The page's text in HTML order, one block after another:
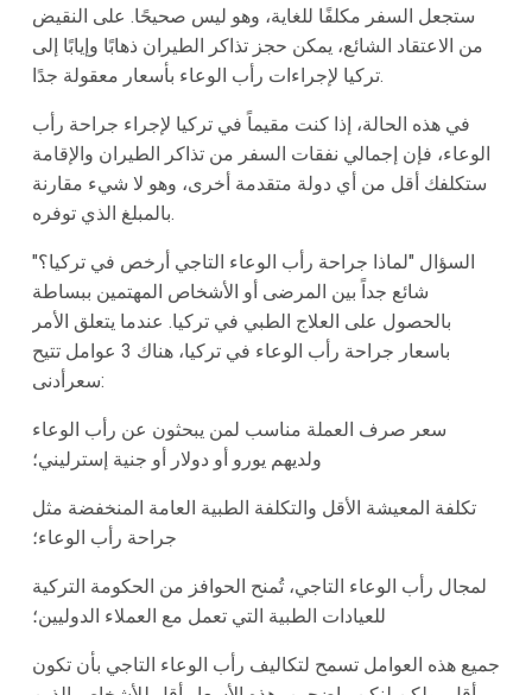
ستجعل السفر مكلفًا للغاية، وهو ليس صحيحًا. على النقيض
من الاعتقاد الشائع، يمكن حجز تذاكر الطيران ذهابًا وإيابًا إلى
تركيا لإجراءات رأب الوعاء بأسعار معقولة جدًا.
في هذه الحالة، إذا كنت مقيماً في تركيا لإجراء جراحة رأب
الوعاء، فإن إجمالي نفقات السفر من تذاكر الطيران والإقامة
ستكلفك أقل من أي دولة متقدمة أخرى، وهو لا شيء مقارنة
بالمبلغ الذي توفره.
السؤال "لماذا جراحة رأب الوعاء التاجي أرخص في تركيا؟"
شائع جداً بين المرضى أو الأشخاص المهتمين ببساطة
بالحصول على العلاج الطبي في تركيا. عندما يتعلق الأمر
باسعار جراحة رأب الوعاء في تركيا، هناك 3 عوامل تتيح
سعرأدنى:
سعر صرف العملة مناسب لمن يبحثون عن رأب الوعاء
ولديهم يورو أو دولار أو جنية إسترليني؛
تكلفة المعيشة الأقل والتكلفة الطبية العامة المنخفضة مثل
جراحة رأب الوعاء؛
لمجال رأب الوعاء التاجي، تُمنح الحوافز من الحكومة التركية
للعيادات الطبية التي تعمل مع العملاء الدوليين؛
جميع هذه العوامل تسمح لتكاليف رأب الوعاء التاجي بأن تكون